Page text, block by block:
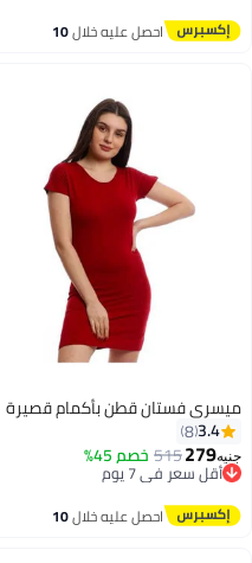
احصل عليه خلال10
ميسري فستان قطن بأكمام قصيرة
3.4
8
جنيه279
515 خصم 45%
أقل سعر في 7 يوم
توصيل مجاني
أقل سعر في 7 يوماحصل عليه خلال10
اغسطس